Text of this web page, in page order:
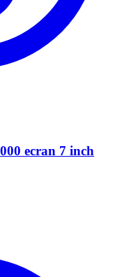
ecran 7 inch